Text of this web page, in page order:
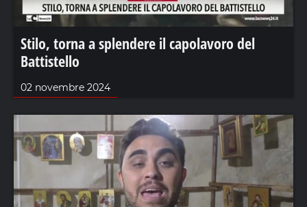
Stilo, torna a splendere il capolavoro del
Battistello
02 novembre 2024